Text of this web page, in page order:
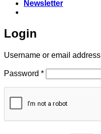
Newsletter
Login
Username or email address
Password *Required